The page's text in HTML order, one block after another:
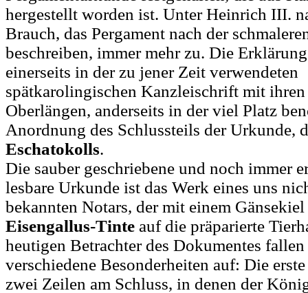
hergestellt worden ist. Unter Heinrich III.
Brauch, das Pergament nach der
beschreiben, immer mehr zu. Die
einerseits in der zu jener Zeit verwendeten
spätkarolingischen Kanzleischrift mit ihren
Oberlängen, anderseits in der viel Platz
Anordnung des Schlussteils der Urkunde,
Eschatokolls.
Die sauber geschriebene und noch immer
lesbare Urkunde ist das Werk eines uns
bekannten Notars, der mit einem
Eisengallus-Tinte auf die präparierte
heutigen Betrachter des Dokumentes
verschiedene Besonderheiten auf: Die
zwei Zeilen am Schluss, in denen der